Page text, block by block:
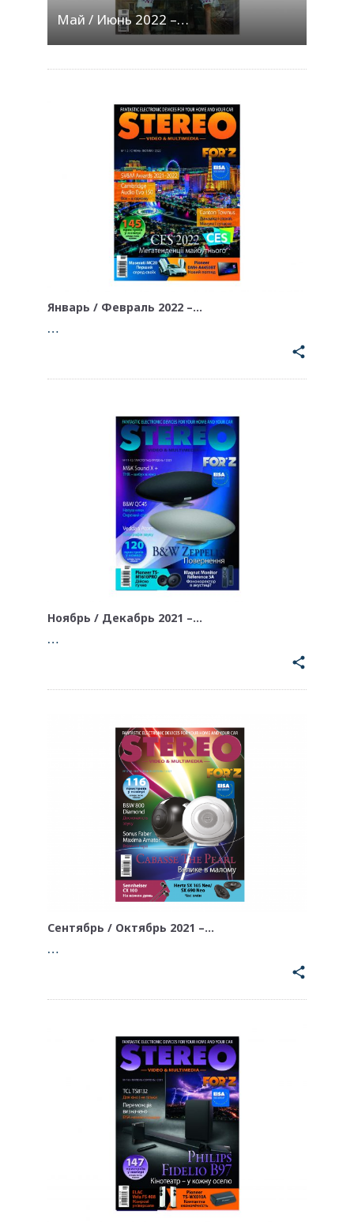
Май / Июнь 2022 –…
Январь / Февраль 2022 –…
…
share
Ноябрь / Декабрь 2021 –…
…
share
Сентябрь / Октябрь 2021 –…
…
share